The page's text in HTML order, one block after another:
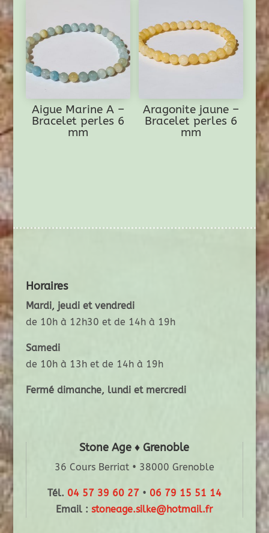
Aigue Marine A –
Bracelet perles 6
mm
Aragonite jaune –
Bracelet perles 6
mm
Horaires
Mardi, jeudi et vendredi
de 10h à 12h30 et de 14h à 19h
Samedi
de 10h à 13h et de 14h à 19h
Fermé dimanche, lundi et mercredi
Stone Age ♦ Grenoble
36 Cours Berriat • 38000 Grenoble
Tél. 04 57 39 60 27• 06 79 15 51 14
Email : stoneage.silke@hotmail.fr